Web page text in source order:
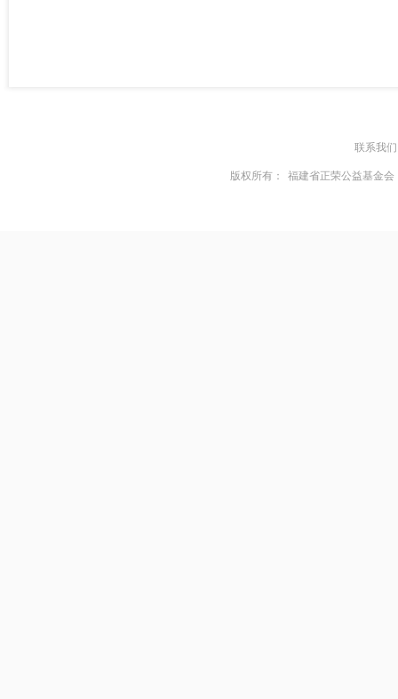
联系我们
版权所有： 福建省正荣公益基金会